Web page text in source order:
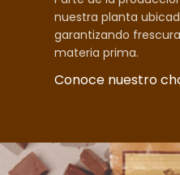
nuestra planta
garantizando
materia prima.
Conoce nuestro